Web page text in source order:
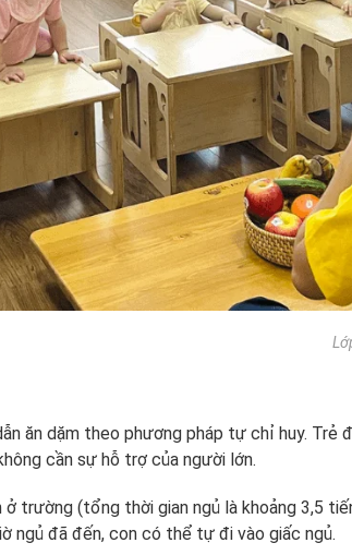
ăn dặm theo phương pháp tự chỉ huy.
cần sự hỗ trợ của người lớn.
ở trường (tổng thời gian ngủ là khoảng 3,5
ngủ đã đến, con có thể tự đi vào giấc ngủ.